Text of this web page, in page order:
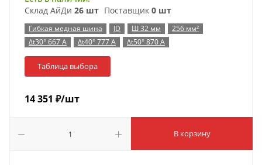
Склад АйДи 26 шт Поставщик 0 шт
Гибкая медная шина ID Ш 32 мм
256 мм²
Δt30° 667 А
Δt40° 777 А Δt50° 870 А
Таблица выбора
14 351 ₽/шт
В корзину